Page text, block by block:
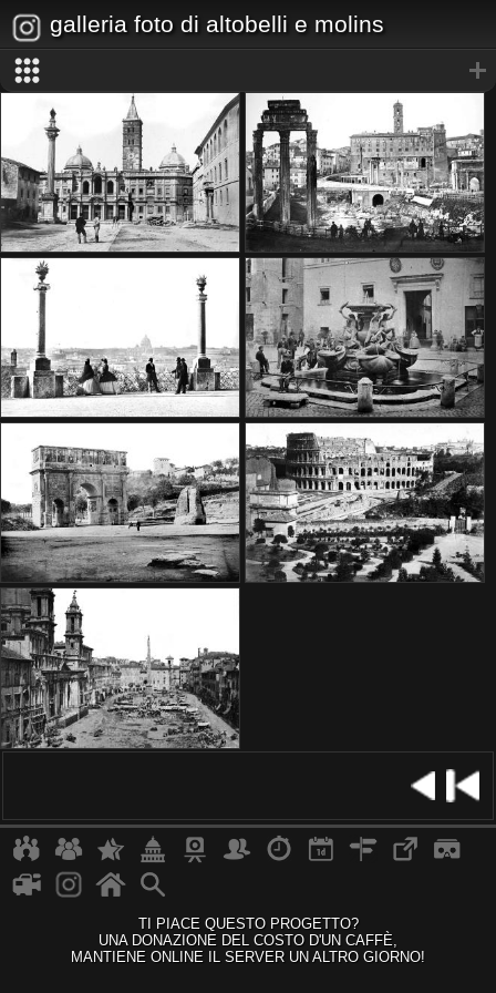
galleria foto di altobelli e molins
TI PIACE QUESTO PROGETTO?
UNA DONAZIONE DEL COSTO D'UN CAFFÈ,
MANTIENE ONLINE IL SERVER UN ALTRO GIORNO!